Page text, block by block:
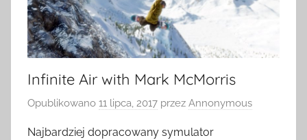
Infinite Air with Mark McMorris
Opublikowano 11 lipca, 2017 przez Annonymous
Najbardziej dopracowany symulator